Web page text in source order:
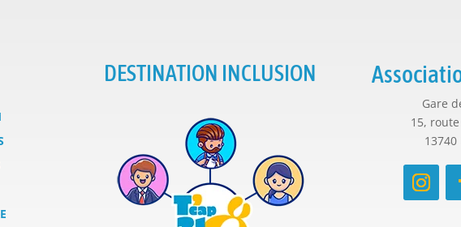
DESTINATION INCLUSION
Gare
15,
13740